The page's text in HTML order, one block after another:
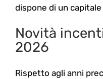
dispone di un
Novità
2026
Rispetto agli anni